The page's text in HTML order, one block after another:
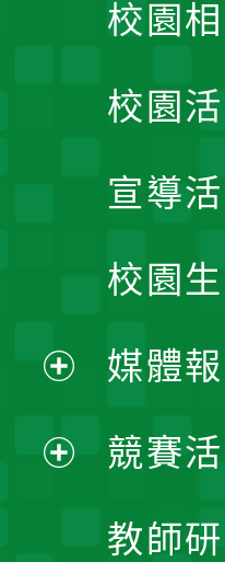
校園
校園
宣導
校園
媒體
競賽
教師
開